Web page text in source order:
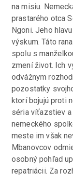
na misiu.
prastarého otca
Ngoni. Jeho
výskum. Táto
spolu s
zmení život. Ich
odvážnym
pozostatky
ktorí bojujú proti
séria víťazstiev a
nemeckého
meste im však
Mbanovcov
osobný pohľad
repatriácii. Za